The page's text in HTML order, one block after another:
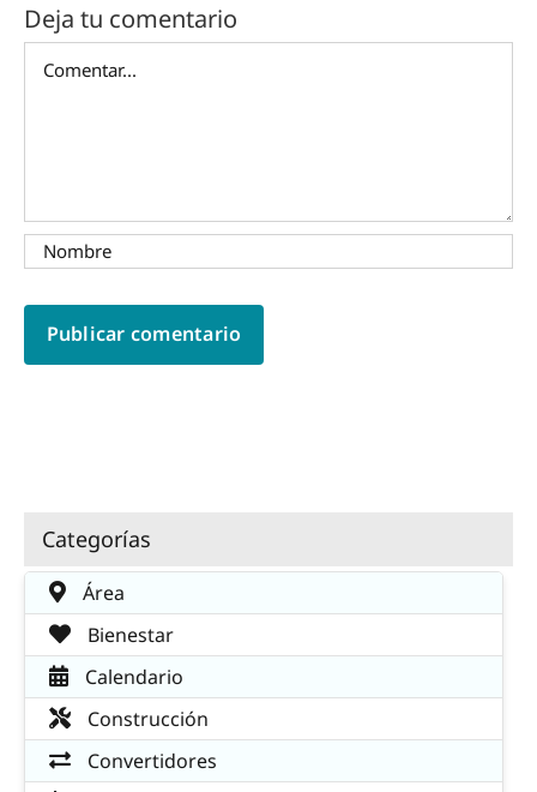
Deja tu comentario
Categorías
Área
Bienestar
Calendario
Construcción
Convertidores